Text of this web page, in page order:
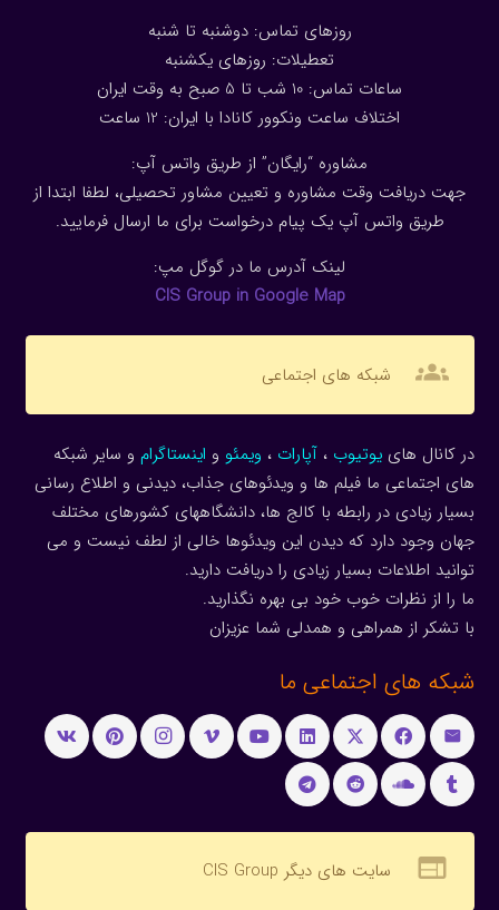
روزهای تماس: دوشنبه تا شنبه
تعطیلات: روزهای یکشنبه
ساعات تماس: 10 شب تا 5 صبح به وقت ایران
اختلاف ساعت ونکوور کانادا با ایران: 1 2 ساعت
مشاوره “رایگان” از طریق واتس آپ:
جهت دریافت وقت مشاوره و تعیین مشاور تحصیلی، لطفا ابتدا از
طریق واتس آپ یک پیام درخواست برای ما ارسال فرمایید.
لینک آدرس ما در گوگل مپ:
CIS Group in Google Map
groups شبکه های اجتماعی
در کانال هاییوتیوب ، آپارات ، ویمئو و اینستاگرام و سایر شبکه
های اجتماعی ما فیلم ها و ویدئوهای جذاب، دیدنی و اطلاع رسانی
بسیار زیادی در رابطه با کالج ها، دانشگاههای کشورهای مختلف
جهان وجود دارد که دیدن این ویدئوها خالی از لطف نیست و می
توانید اطلاعات بسیار زیادی را دریافت دارید.
ما را از نظرات خوب خود بی بهره نگذارید.
با تشکر از همراهی و همدلی شما عزیزان
شبکه های اجتماعی ما
web سایت های دیگر CIS Group